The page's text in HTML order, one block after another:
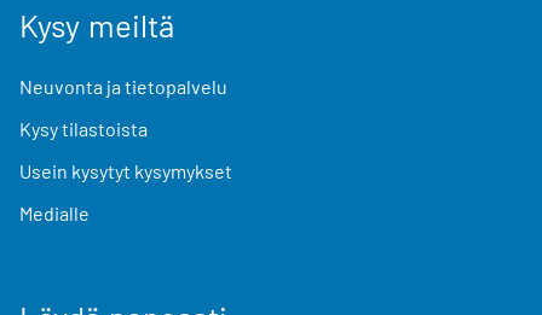
Kysy meiltä
Neuvonta ja tietopalvelu
Kysy tilastoista
Usein kysytyt kysymykset
Medialle